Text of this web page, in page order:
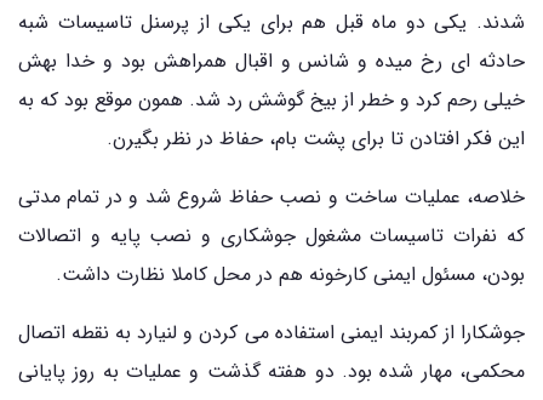
شدند. یکی دو ماه قبل هم برای یکی از پرسنل تاسیسات شبه
حادثه ای رخ میده و شانس و اقبال همراهش بود و خدا بهش
خیلی رحم کرد و خطر از بیخ گوشش رد شد. همون موقع بود که به
این فکر افتادن تا برای پشت بام، حفاظ در نظر بگیرن.
خلاصه، عملیات ساخت و نصب حفاظ شروع شد و در تمام مدتی
که نفرات تاسیسات مشغول جوشکاری و نصب پایه و اتصالات
بودن، مسئول ایمنی کارخونه هم در محل کاملا نظارت داشت.
جوشکارا از کمربند ایمنی استفاده می کردن و لنیارد به نقطه اتصال
محکمی، مهار شده بود. دو هفته گذشت و عملیات به روز پایانی